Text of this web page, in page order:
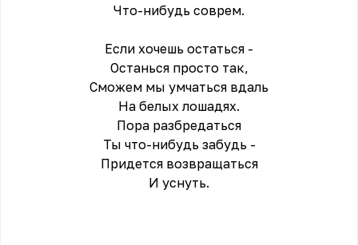
Что-нибудь соврем.
Если хочешь остаться -
Останься просто так,
Сможем мы умчаться вдаль
На белых лошадях.
Пора разбредаться
Ты что-нибудь забудь -
Придется возвращаться
И уснуть.